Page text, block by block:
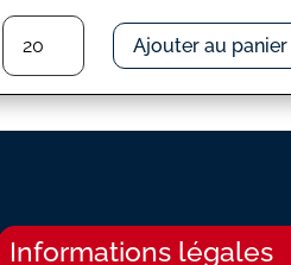
quantité
COMME
TOI
Ajouter au panier
Informations légales